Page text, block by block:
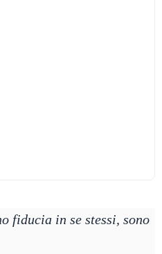
fiducia in se stessi, sono